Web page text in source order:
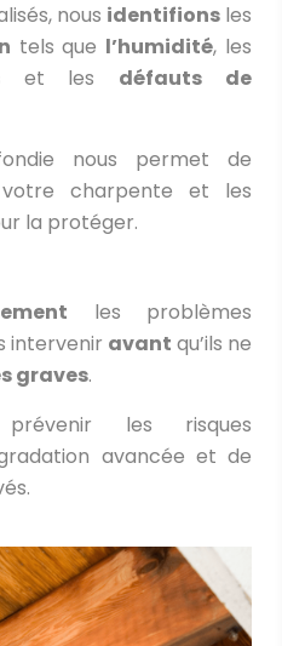
nous identifions les
tels que l’humidité, les
et les défauts de
nous permet de
charpente et les
la protéger.
les problèmes
intervenir avant qu’ils ne
graves.
les risques
avancée et de